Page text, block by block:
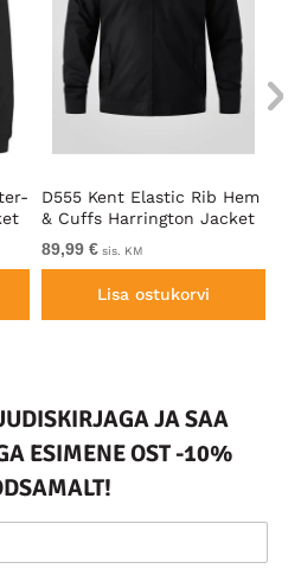
D555 Kent Elastic Rib Hem
& Cuffs Harrington Jacket
Black
89,99 € sis. KM
Lisa ostukorvi
JA SAA
ESIMENE OST -10%